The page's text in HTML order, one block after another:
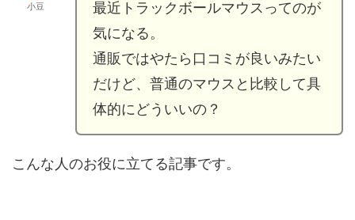
小豆
最近トラックボールマウスってのが
気になる。
通販ではやたら口コミが良いみたい
だけど、普通のマウスと比較して具
体的にどういいの？
こんな人のお役に立てる記事です。